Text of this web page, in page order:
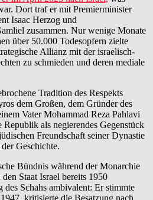
Dort traf er mit Premierminister
Isaac Herzog und
zusammen. Nur wenige Monate
über 50.000 Todesopfern zielte
Allianz mit der israelisch-
zu schmieden und deren mediale
Tradition des Respekts
dem Großen, dem Gründer des
Vater Mohammad Reza Pahlavi
als negierendes Gegenstück
Freundschaft seiner Dynastie
Geschichte.
Bündnis während der Monarchie
Staat Israel bereits 1950
Schahs ambivalent: Er stimmte